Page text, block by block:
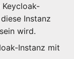
Instanz
wird.
Instanz mit